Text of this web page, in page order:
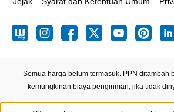
Semua harga belum termasuk. PPN ditambah
kemungkinan biaya pengiriman, jika tidak